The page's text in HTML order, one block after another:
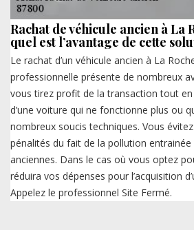
Rachat de véhicule ancien à La
quel est l’avantage de cette
Le rachat d’un véhicule ancien à La
professionnelle présente de nombreux
vous tirez profit de la transaction tout
d’une voiture qui ne fonctionne plus ou
nombreux soucis techniques. Vous
pénalités du fait de la pollution
anciennes. Dans le cas où vous optez
réduira vos dépenses pour l’acquisition
Appelez le professionnel Site Fermé.